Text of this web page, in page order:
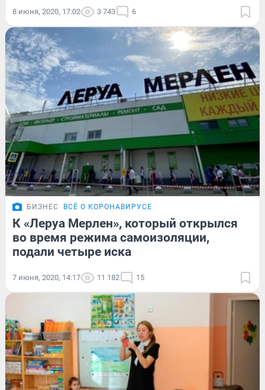
8 июня, 2020, 17:02 3 743 6
БИЗНЕС ВСЁ О КОРОНАВИРУСЕ
К «Леруа Мерлен», который открылся
во время режима самоизоляции,
подали четыре иска
7 июня, 2020, 14:17 11 182 15